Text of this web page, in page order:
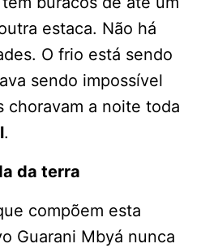
estaca. Não há
O frio está sendo
sendo impossível
choravam a noite toda
.
da terra
compõem esta
Guarani Mbyá nunca